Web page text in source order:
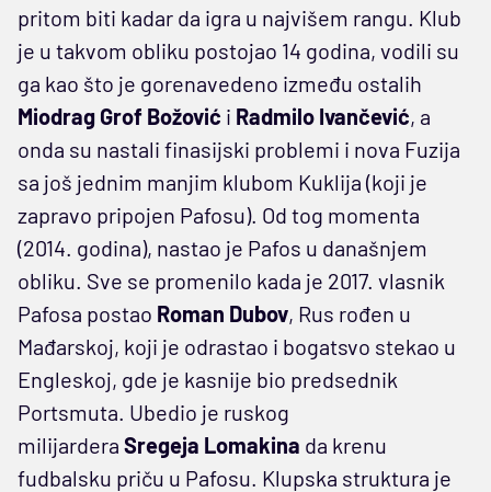
pritom biti kadar da igra u najvišem rangu. Klub
je u takvom obliku postojao 14 godina, vodili su
ga kao što je gorenavedeno između ostalih
Miodrag Grof Božović i Radmilo Ivančević, a
onda su nastali finasijski problemi i nova Fuzija
sa još jednim manjim klubom Kuklija (koji je
zapravo pripojen Pafosu). Od tog momenta
(2014. godina), nastao je Pafos u današnjem
obliku. Sve se promenilo kada je 2017. vlasnik
Pafosa postao Roman Dubov, Rus rođen u
Mađarskoj, koji je odrastao i bogatsvo stekao u
Engleskoj, gde je kasnije bio predsednik
Portsmuta. Ubedio je ruskog
milijardera Sregeja Lomakina da krenu
fudbalsku priču u Pafosu. Klupska struktura je